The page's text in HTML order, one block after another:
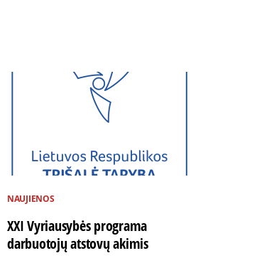
NAUJIENOS
XXI Vyriausybės programa
darbuotojų atstovų akimis